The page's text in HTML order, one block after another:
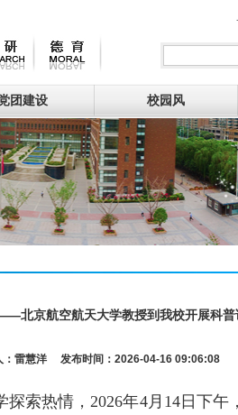
团建设 校园风
北京航空航天大学教授到我校开展科普
：雷慧洋 发布时间：2026-04-16 09:06:08
索热情，2026年4月14日下午